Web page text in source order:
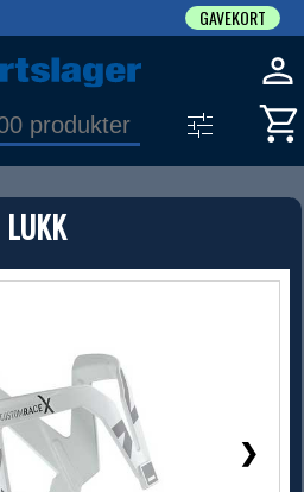
LUKK
❯
GAVEKORT
PRODUKT
Produkter (1)
til å spisse søket